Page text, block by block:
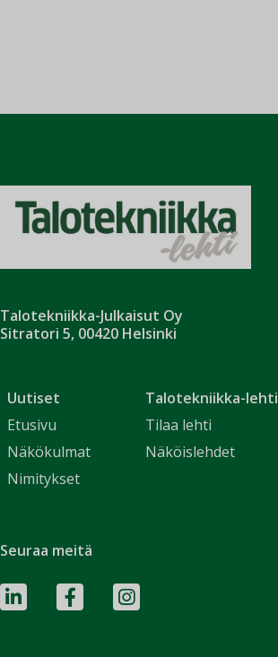
Talotekniikka-Julkaisut Oy
Sitratori 5, 00420 Helsinki
Uutiset
Etusivu
Näkökulmat
Nimitykset
Talotekniikka-lehti
Tilaa lehti
Näköislehdet
Seuraa meitä